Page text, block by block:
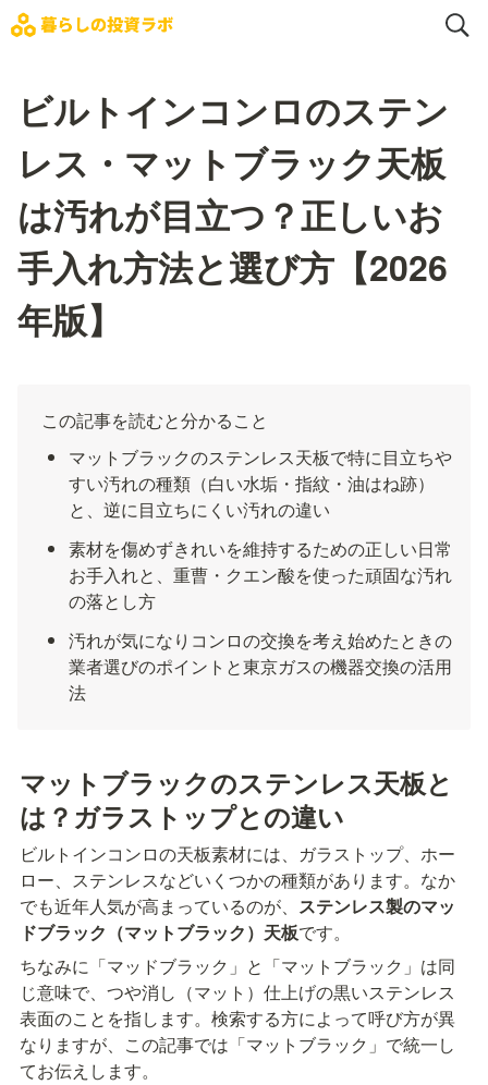
ビルトインコンロのステン
レス・マットブラック天板
は汚れが目立つ？正しいお
手入れ方法と選び方【2026
年版】
この記事を読むと分かること
マットブラックのステンレス天板で特に目立ちや
すい汚れの種類（白い水垢・指紋・油はね跡）
と、逆に目立ちにくい汚れの違い
素材を傷めずきれいを維持するための正しい日常
お手入れと、重曹・クエン酸を使った頑固な汚れ
の落とし方
汚れが気になりコンロの交換を考え始めたときの
業者選びのポイントと東京ガスの機器交換の活用
法
マットブラックのステンレス天板と
は？ガラストップとの違い
ビルトインコンロの天板素材には、ガラストップ、ホー
ロー、ステンレスなどいくつかの種類があります。なか
でも近年人気が高まっているのが、 ステンレス製のマッ
ドブラック（マットブラック）天板です。
ちなみに「マッドブラック」と「マットブラック」は同
じ意味で、つや消し（マット）仕上げの黒いステンレス
表面のことを指します。検索する方によって呼び方が異
なりますが、この記事では「マットブラック」で統一し
てお伝えします。